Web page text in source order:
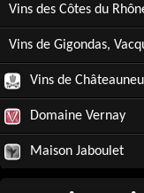
Vins des Côtes du
Vins de Gigondas,
Vins de
Domaine Vernay
Maison Jaboulet